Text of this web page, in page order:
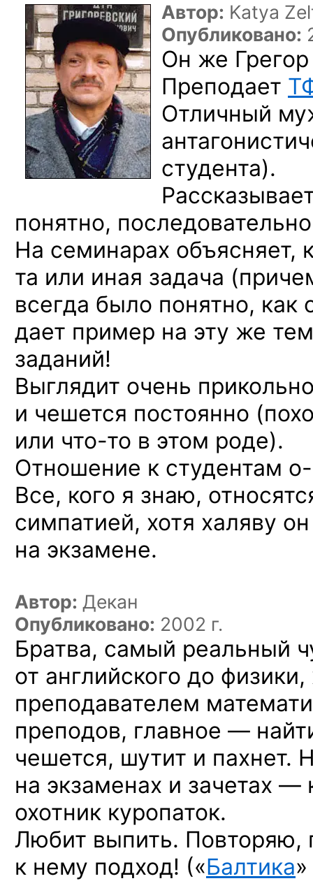
Автор: Katya
Опубликовано:
Он же
Преподает
Отличный
студента).
понятно,
На семинарах объясняет,
та или иная задача
всегда было понятно, как
дает пример на эту же
заданий!
Выглядит очень
и чешется постоянно
или что-то в этом роде).
Отношение к студентам
Все, кого я знаю,
симпатией, хотя халяву
на экзамене.
Автор: Декан
Опубликовано: 2002 г.
Братва, самый реальный
от английского до физики,
преподавателем
преподов, главное —
чешется, шутит и пахнет.
на экзаменах и зачетах
охотник куропаток.
Любит выпить. Повторяю,
к нему подход! («Балтика